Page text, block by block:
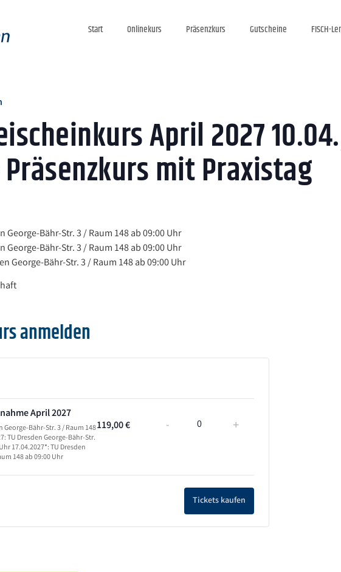
Start Onlinekurs Präsenzkurs Gutscheine FISCH-
April 2027
mit Praxistag
George-Bähr-Str. 3 / Raum 148 ab 09:00 Uhr
George-Bähr-Str. 3 / Raum 148 ab 09:00 Uhr
George-Bähr-Str. 3 / Raum 148 ab 09:00 Uhr
anmelden
April 2027
George-Bähr-Str. 3 / Raum 148
TU Dresden George-Bähr-Str.
17.04.2027*: TU Dresden
148 ab 09:00 Uhr
119,00€ - Anzahl +
Tickets kaufen